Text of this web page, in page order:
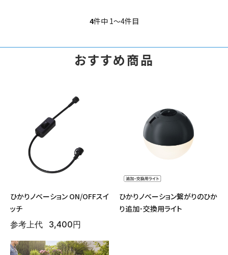
収納庫・室外機カバー
4件中 1〜4件目
おすすめ商品
ひかりノベーション ON/OFFスイ
ッチ
参考上代
3,400円
ひかりノベーション繋がりのひか
り追加･交換用ライト